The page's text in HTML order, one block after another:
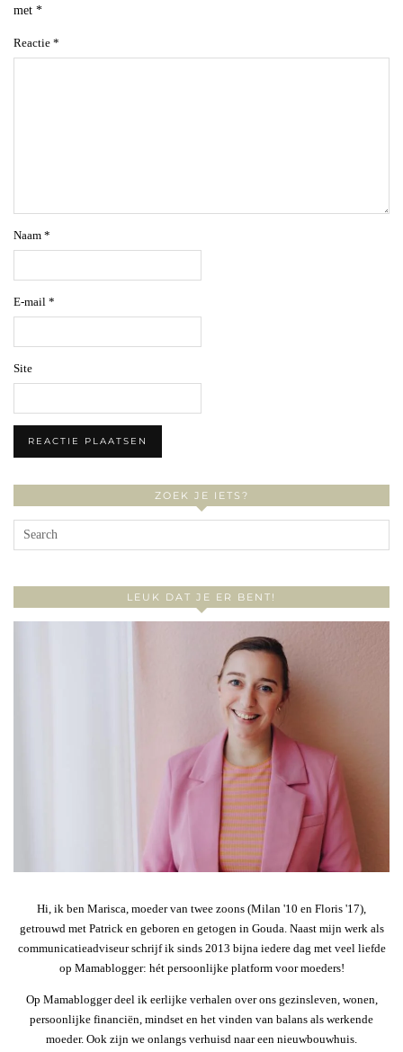
met *
Reactie *
Naam *
E-mail *
Site
ZOEK JE IETS?
LEUK DAT JE ER BENT!
Hi, ik ben Marisca, moeder van twee zoons (Milan '10 en Floris '17),
getrouwd met Patrick en geboren en getogen in Gouda. Naast mijn werk als
communicatieadviseur schrijf ik sinds 2013 bijna iedere dag met veel liefde
op Mamablogger: hét persoonlijke platform voor moeders!
Op Mamablogger deel ik eerlijke verhalen over ons gezinsleven, wonen,
persoonlijke financiën, mindset en het vinden van balans als werkende
moeder. Ook zijn we onlangs verhuisd naar een nieuwbouwhuis.